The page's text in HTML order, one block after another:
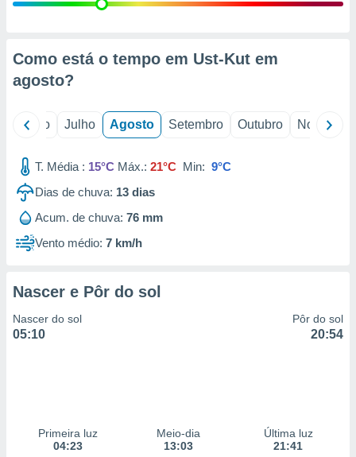
estudos
1199
Como está o tempo em Ust-Kut em
agosto?
Junho Julho Agosto Setembro Outubro Novembro
T. Média : 15°C Máx.: 21°C Min: 9°C
Dias de chuva: 13 dias
Acum. de chuva: 76 mm
Vento médio: 7 km/h
Nascer e Pôr do sol
Nascer do sol
05:10
Pôr do sol
20:54
Primeira luz
04:23
Meio-dia
13:03
Última luz
21:41